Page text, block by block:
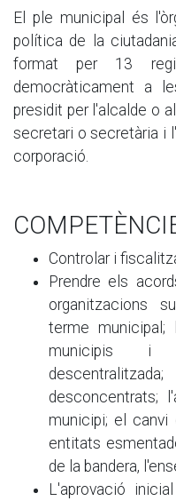
El ple municipal és
política de la
format per 13
democràticament a
presidit per l'alcalde o
secretari o secretària i
corporació.
Controlar i
Prendre els
organitzacions
terme
municipis i
desconcentrats;
municipi; el
entitats
de la bandera,
L'aprovació